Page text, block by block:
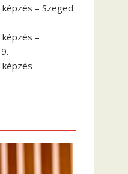
– Szeged
–
–